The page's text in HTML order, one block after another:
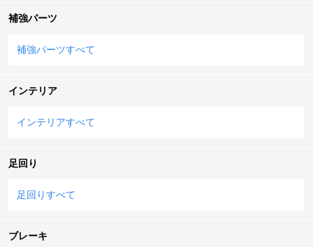
補強パーツ
補強パーツすべて
インテリア
インテリアすべて
足回り
足回りすべて
ブレーキ